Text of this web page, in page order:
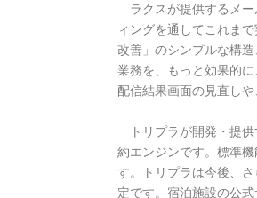
ラクスが提供するメー
ィングを通してこれま
改善」のシンプルな構
業務を、もっと効果的
配信結果画面の見直し
トリプラが開発・提供
約エンジンです。標準
す。トリプラは今後、
定です。宿泊施設の公